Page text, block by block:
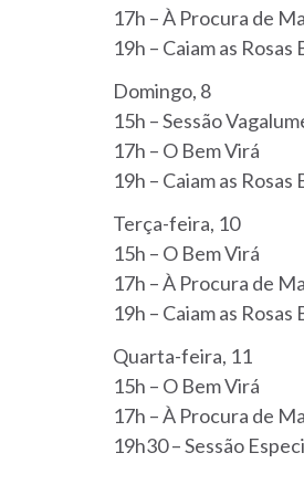
17h – À Procura de
19h – Caiam as Rosas
Domingo, 8
15h – Sessão
17h – O Bem Virá
19h – Caiam as Rosas
Terça-feira, 10
15h – O Bem Virá
17h – À Procura de
19h – Caiam as Rosas
Quarta-feira, 11
15h – O Bem Virá
17h – À Procura de
19h30 – Sessão